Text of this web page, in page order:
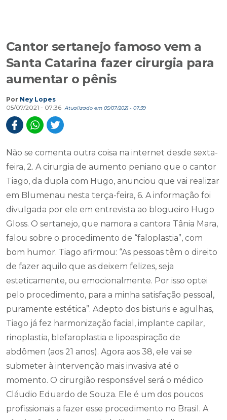
Cantor sertanejo famoso vem a
Santa Catarina fazer cirurgia para
aumentar o pênis
Por Ney Lopes
05/07/2021 - 07:36
Atualizado em 05/07/2021 - 07:39
Não se comenta outra coisa na internet desde sexta-
feira, 2. A cirurgia de aumento peniano que o cantor
Tiago, da dupla com Hugo, anunciou que vai realizar
em Blumenau nesta terça-feira, 6. A informação foi
divulgada por ele em entrevista ao blogueiro Hugo
Gloss. O sertanejo, que namora a cantora Tânia Mara,
falou sobre o procedimento de “faloplastia”, com
bom humor. Tiago afirmou: “As pessoas têm o direito
de fazer aquilo que as deixem felizes, seja
esteticamente, ou emocionalmente. Por isso optei
pelo procedimento, para a minha satisfação pessoal,
puramente estética”. Adepto dos bisturis e agulhas,
Tiago já fez harmonização facial, implante capilar,
rinoplastia, blefaroplastia e lipoaspiração de
abdômen (aos 21 anos). Agora aos 38, ele vai se
submeter à intervenção mais invasiva até o
momento. O cirurgião responsável será o médico
Cláudio Eduardo de Souza. Ele é um dos poucos
profissionais a fazer esse procedimento no Brasil. A